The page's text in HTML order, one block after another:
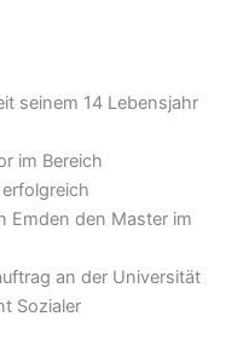
seinem 14 Lebensjahr
im Bereich
Emden den Master im
an der Universität
Sozialer